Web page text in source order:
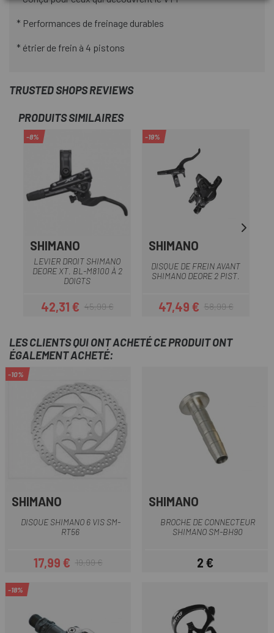
* Performances de freinage durables
* étrier de frein à 4 pistons
TRUSTED SHOPS REVIEWS
PRODUITS SIMILAIRES
-8%
SHIMANO
LEVIER DROIT SHIMANO
DEORE XT. BL-M8100 À 2
DOIGTS
Prix
42,31 €Prix habituel
45,99 €
-19%
SHIMANO
DISQUE DE FREIN AVANT
SHIMANO DEORE 2 PIST.
Prix
47,49 €Prix habituel
58,99 €
LES CLIENTS QUI ONT ACHETÉ CE PRODUIT ONT
ÉGALEMENT ACHETÉ:
-10%
SHIMANO
DISQUE SHIMANO 6 VIS SM-
RT56
Prix
17,99 €Prix habituel
19,99 €
SHIMANO
BROCHE DE CONNECTEUR
SHIMANO SM-BH90
Prix
2 €
-18%